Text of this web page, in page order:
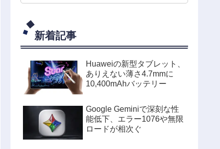
新着記事
Huaweiの新型タブレット、
ありえない薄さ4.7mmに
10,400mAhバッテリー
Google Geminiで深刻な性
能低下、エラー1076や無限
ロードが相次ぐ